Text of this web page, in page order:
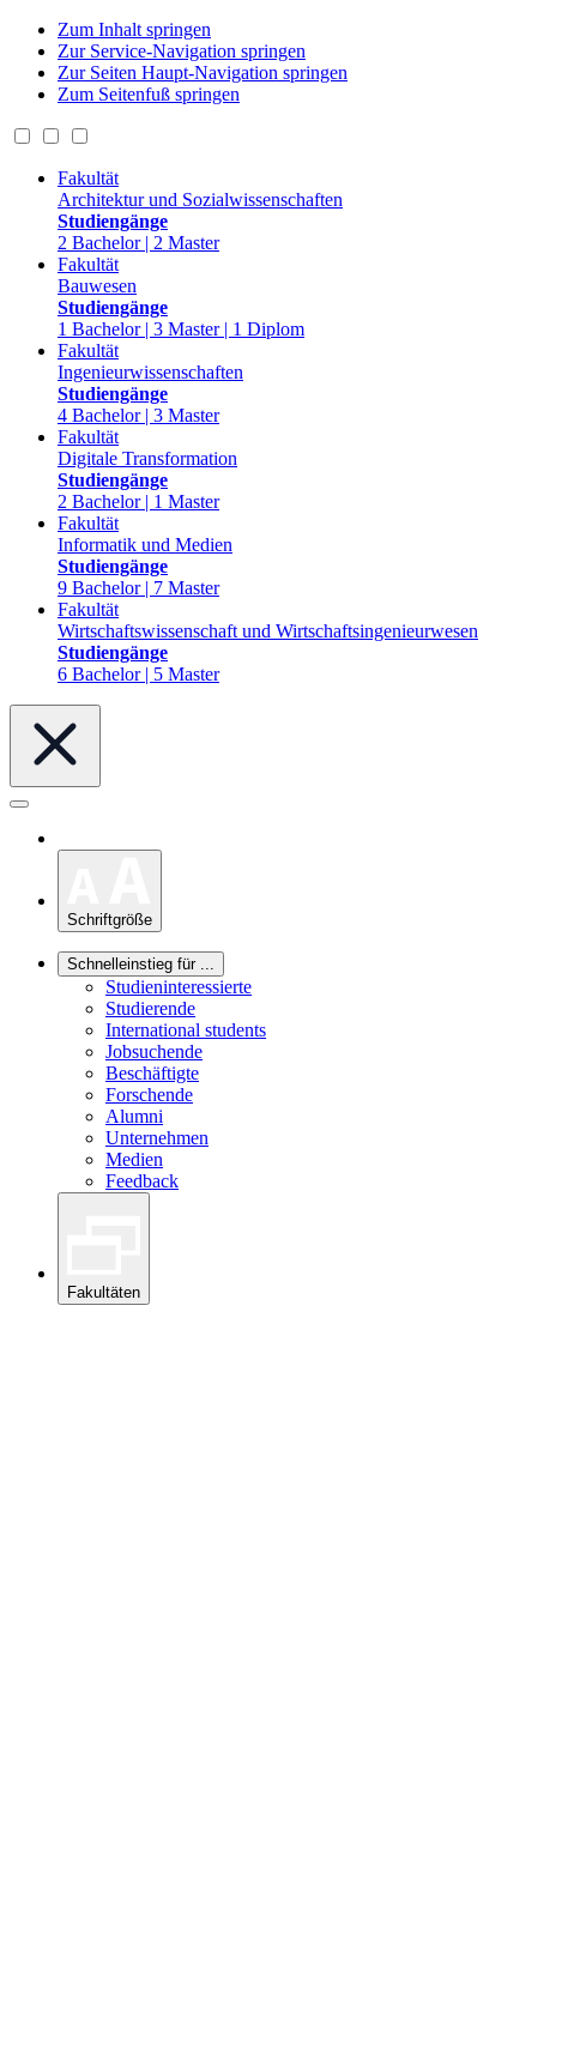
Zum Inhalt springen
Zur Service-Navigation springen
Zur Seiten Haupt-Navigation springen
Zum Seitenfuß springen
Fakultät
Architektur und Sozialwissenschaften
Studiengänge
2 Bachelor | 2 Master
Fakultät
Bauwesen
Studiengänge
1 Bachelor | 3 Master | 1 Diplom
Fakultät
Ingenieurwissenschaften
Studiengänge
4 Bachelor | 3 Master
Fakultät
Digitale Transformation
Studiengänge
2 Bachelor | 1 Master
Fakultät
Informatik und Medien
Studiengänge
9 Bachelor | 7 Master
Fakultät
Wirtschaftswissenschaft und Wirtschaftsingenieurwesen
Studiengänge
6 Bachelor | 5 Master
Schriftgröße
Schnelleinstieg für ...
Studieninteressierte
Studierende
International students
Jobsuchende
Beschäftigte
Forschende
Alumni
Unternehmen
Medien
Feedback
Fakultäten